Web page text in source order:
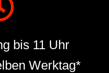
bis 11 Uhr
Werktag*